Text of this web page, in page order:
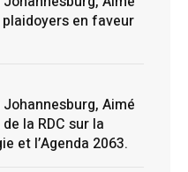
en faveur
Aimé
la RDC sur la
et l’Agenda 2063.